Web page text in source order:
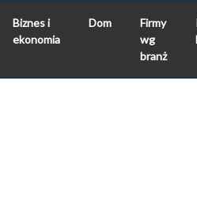
Biznes i
ekonomia
Dom
Firmy
wg
branż